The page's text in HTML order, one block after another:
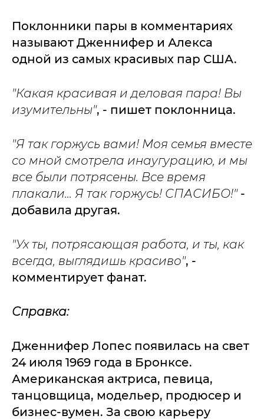
Поклонники пары в комментариях
называют Дженнифер и Алекса
одной из самых красивых пар США.
"Какая красивая и деловая пара! Вы
изумительны", - пишет поклонница.
"Я так горжусь вами! Моя семья вместе
со мной смотрела инаугурацию, и мы
все были потрясены. Все время
плакали... Я так горжусь! СПАСИБО!"-
добавила другая.
"Ух ты, потрясающая работа, и ты, как
всегда, выглядишь красиво", -
комментирует фанат.
Справка:
Дженнифер Лопес появилась на свет
24 июля 1969 года в Бронксе.
Американская актриса, певица,
танцовщица, модельер, продюсер и
бизнес-вумен. За свою карьеру